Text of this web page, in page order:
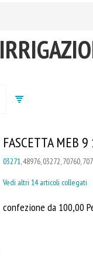
FASCETTA MEB
03271, 48976, 03272, 70760,
Vedi altri 14 articoli collegati
confezione da 100,00